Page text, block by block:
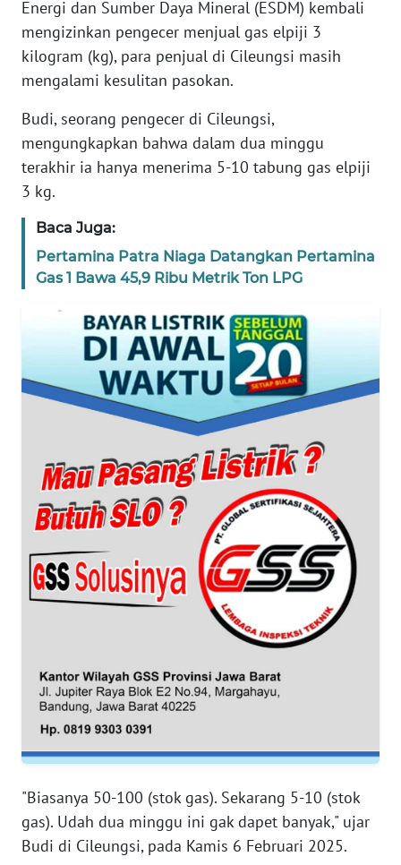
Energi dan Sumber Daya Mineral (ESDM) kembali
mengizinkan pengecer menjual gas elpiji 3
kilogram (kg), para penjual di Cileungsi masih
mengalami kesulitan pasokan.
Budi, seorang pengecer di Cileungsi,
mengungkapkan bahwa dalam dua minggu
terakhir ia hanya menerima 5-10 tabung gas elpiji
3 kg.
Baca Juga:
Pertamina Patra Niaga Datangkan Pertamina
Gas 1 Bawa 45,9 Ribu Metrik Ton LPG
"Biasanya 50-100 (stok gas). Sekarang 5-10 (stok
gas). Udah dua minggu ini gak dapet banyak," ujar
Budi di Cileungsi, pada Kamis 6 Februari 2025.
DISCLAIMER
Wahana
Regional
WN
WN
JAKARTA
WN
WN
NTT
WN
KEPRI
WN
PAPUA
BARAT
RIAU
WN
SERAMBI